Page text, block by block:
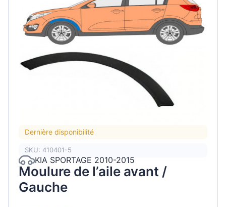
Dernière disponibilité
SKU: 410401-5
KIA SPORTAGE 2010-2015
Moulure de l’aile avant /
Gauche